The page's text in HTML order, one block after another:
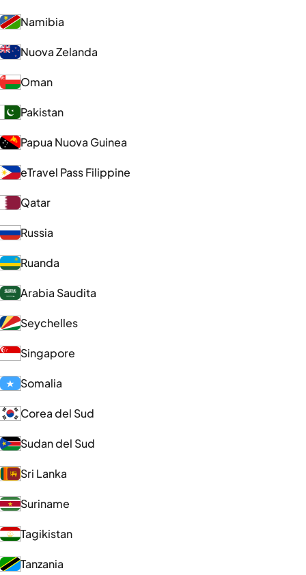
Namibia
Nuova Zelanda
Oman
Pakistan
Papua Nuova Guinea
eTravel Pass Filippine
Qatar
Russia
Ruanda
Arabia Saudita
Seychelles
Singapore
Somalia
Corea del Sud
Sudan del Sud
Sri Lanka
Suriname
Tagikistan
Tanzania